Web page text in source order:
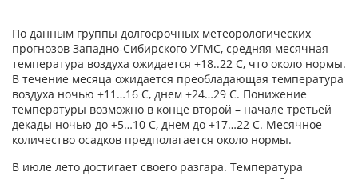
По данным группы долгосрочных метеорологических
прогнозов Западно-Сибирского УГМС, средняя месячная
температура воздуха ожидается +18..22 С, что около нормы.
В течение месяца ожидается преобладающая температура
воздуха ночью +11…16 С, днем +24…29 С. Понижение
температуры возможно в конце второй – начале третьей
декады ночью до +5…10 С, днем до +17…22 С. Месячное
количество осадков предполагается около нормы.
В июле лето достигает своего разгара. Температура